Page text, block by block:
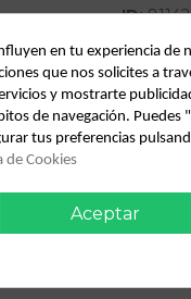
ID:
en tu experiencia de
que nos solicites a
y mostrarte
de navegación. Puedes
tus preferencias
de Cookies
Aceptar